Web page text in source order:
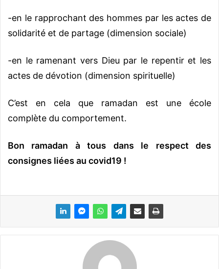
-en le rapprochant des hommes par les actes de
solidarité et de partage (dimension sociale)
-en le ramenant vers Dieu par le repentir et les
actes de dévotion (dimension spirituelle)
C’est en cela que ramadan est une école
complète du comportement.
Bon ramadan à tous dans le respect des
consignes liées au covid19 !